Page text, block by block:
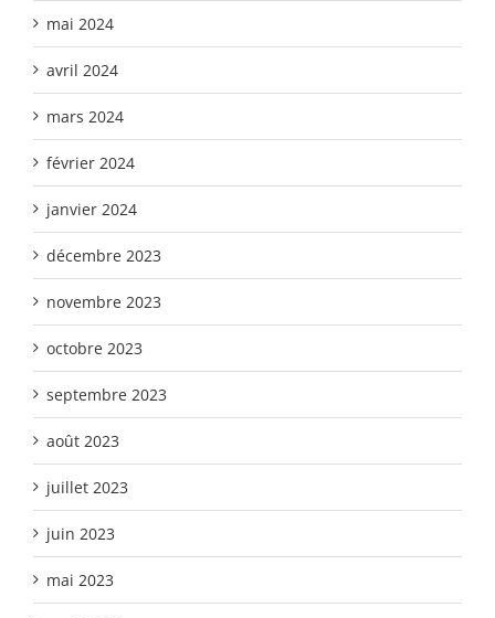
mai 2024
avril 2024
mars 2024
février 2024
janvier 2024
décembre 2023
novembre 2023
octobre 2023
septembre 2023
août 2023
juillet 2023
juin 2023
mai 2023